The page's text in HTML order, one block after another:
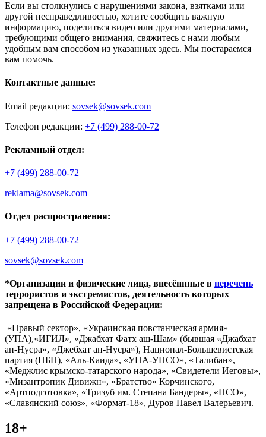
Если вы столкнулись с нарушениями закона, взятками или
другой несправедливостью, хотите сообщить важную
информацию, поделиться видео или другими материалами,
требующими общего внимания, свяжитесь с нами любым
удобным вам способом из указанных здесь. Мы постараемся
вам помочь.
Контактные данные:
Email редакции: sovsek@sovsek.com
Телефон редакции: +7 (499) 288-00-72
Рекламный отдел:
+7 (499) 288-00-72
reklama@sovsek.com
Отдел распространения:
+7 (499) 288-00-72
sovsek@sovsek.com
*Организации и физические лица, внесённные в перечень
террористов и экстремистов, деятельность которых
запрещена в Российской Федерации:
«Правый сектор», «Украинская повстанческая армия»
(УПА),«ИГИЛ», «Джабхат Фатх аш-Шам» (бывшая «Джабхат
ан-Нусра», «Джебхат ан-Нусра»), Национал-Большевистская
партия (НБП), «Аль-Каида», «УНА-УНСО», «Талибан»,
«Меджлис крымско-татарского народа», «Свидетели Иеговы»,
«Мизантропик Дивижн», «Братство» Корчинского,
«Артподготовка», «Тризуб им. Степана Бандеры», «НСО»,
«Славянский союз», «Формат-18», Дуров Павел Валерьевич.
18+